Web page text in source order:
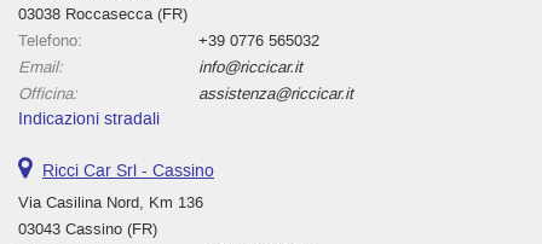
03038 Roccasecca (FR)
Telefono:
+39 0776 565032
Email:
info@riccicar.it
Officina:
assistenza@riccicar.it
Indicazioni stradali
Ricci Car Srl - Cassino
Via Casilina Nord, Km 136
03043 Cassino (FR)